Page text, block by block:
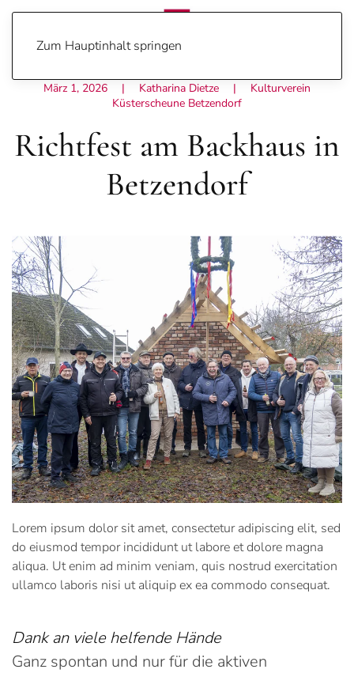
Zum Hauptinhalt springen
März 1, 2026 | Katharina Dietze | Kulturverein
Küsterscheune Betzendorf
Richtfest am Backhaus in
Betzendorf
Lorem ipsum dolor sit amet, consectetur adipiscing elit, sed
do eiusmod tempor incididunt ut labore et dolore magna
aliqua. Ut enim ad minim veniam, quis nostrud exercitation
ullamco laboris nisi ut aliquip ex ea commodo consequat.
Dank an viele helfende Hände
Ganz spontan und nur für die aktiven